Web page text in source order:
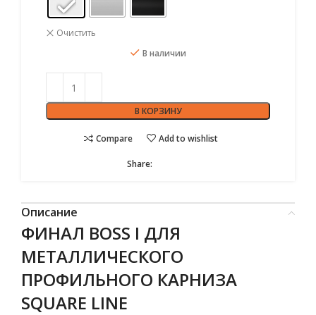
Очистить
В наличии
В КОРЗИНУ
Compare Add to wishlist
Share:
Описание
ФИНАЛ BOSS I ДЛЯ
МЕТАЛЛИЧЕСКОГО
ПРОФИЛЬНОГО КАРНИЗА
SQUARE LINE